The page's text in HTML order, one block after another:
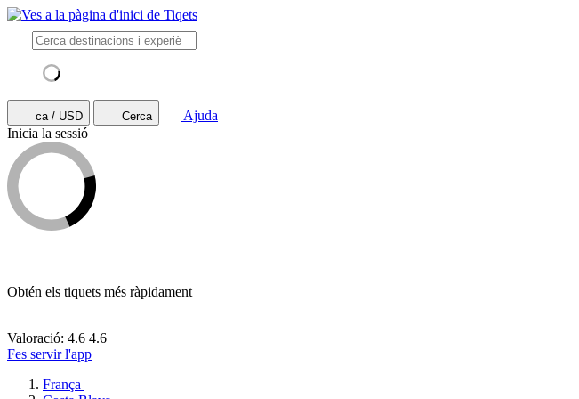
ca / USD Cerca
Ajuda
Inicia la sessió
Obtén els tiquets més ràpidament
Valoració: 4.6 4.6
Fes servir l'app
França